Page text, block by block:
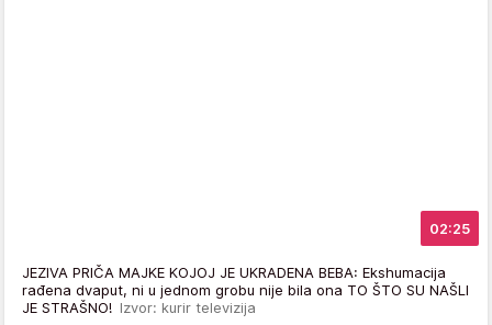
02:25
JEZIVA PRIČA MAJKE KOJOJ JE UKRADENA BEBA: Ekshumacija
rađena dvaput, ni u jednom grobu nije bila ona TO ŠTO SU NAŠLI
JE STRAŠNO! Izvor: kurir televizija